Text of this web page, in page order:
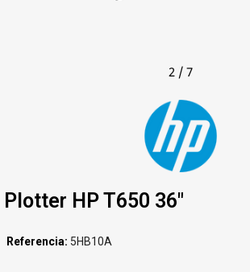
2 / 7
Plotter HP T650 36"
Referencia 5HB10A